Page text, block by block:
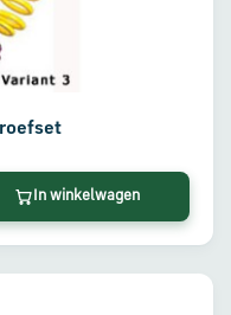
In winkelwagen